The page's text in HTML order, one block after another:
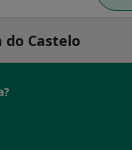
do Castelo